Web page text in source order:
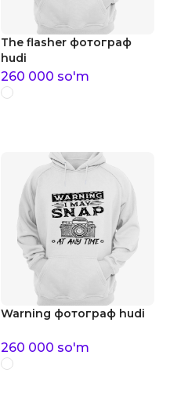
The flasher фотограф
hudi
260 000 so'm
Warning фотограф hudi
260 000 so'm